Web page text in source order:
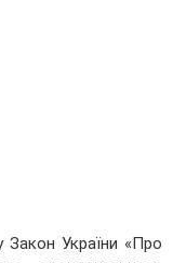
Закон України «Про